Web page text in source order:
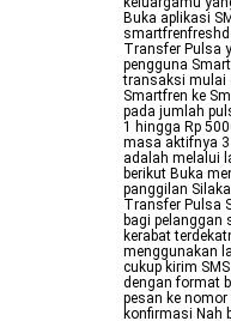
Buka aplikasi
Transfer Pulsa
pengguna
transaksi mulai
Smartfren ke
pada jumlah
1 hingga Rp
masa aktifnya
adalah melalui
berikut Buka
panggilan
Transfer Pulsa
bagi pelanggan
kerabat
menggunakan
cukup kirim
dengan format
pesan ke
konfirmasi Nah